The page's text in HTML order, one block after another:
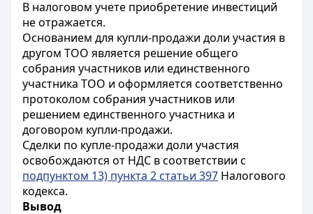
В налоговом учете приобретение инвестиций
не отражается.
Основанием для купли-продажи доли участия в
другом ТОО является решение общего
собрания участников или единственного
участника ТОО и оформляется соответственно
протоколом собрания участников или
решением единственного участника и
договором купли-продажи.
Сделки по купле-продажи доли участия
освобождаются от НДС в соответствии с
подпунктом 13) пункта 2 статьи 397 Налогового
кодекса.
Вывод